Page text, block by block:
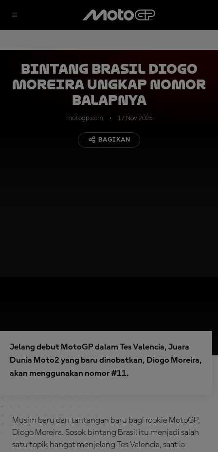
Bintang Brasil Diogo
Moreira Ungkap Nomor
Balapnya
motogp.com 17 Nov 2025
BAGIKAN
Jelang debut MotoGP dalam Tes Valencia, Juara
Dunia Moto2 yang baru dinobatkan, Diogo Moreira,
akan menggunakan nomor #11.
Musim baru dan tantangan baru bagi rookie MotoGP,
Diogo Moreira. Sosok bintang Brasil itu menjadi salah
satu topik hangat menjelang Tes Valencia, saat ia